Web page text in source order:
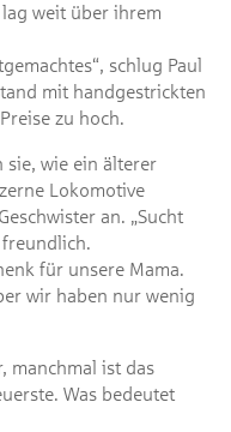
weit über ihrem
schlug Paul
mit handgestrickten
zu hoch.
sie, wie ein älterer
Lokomotive
an. „Sucht
für unsere Mama.
wir haben nur wenig
manchmal ist das
Was bedeutet